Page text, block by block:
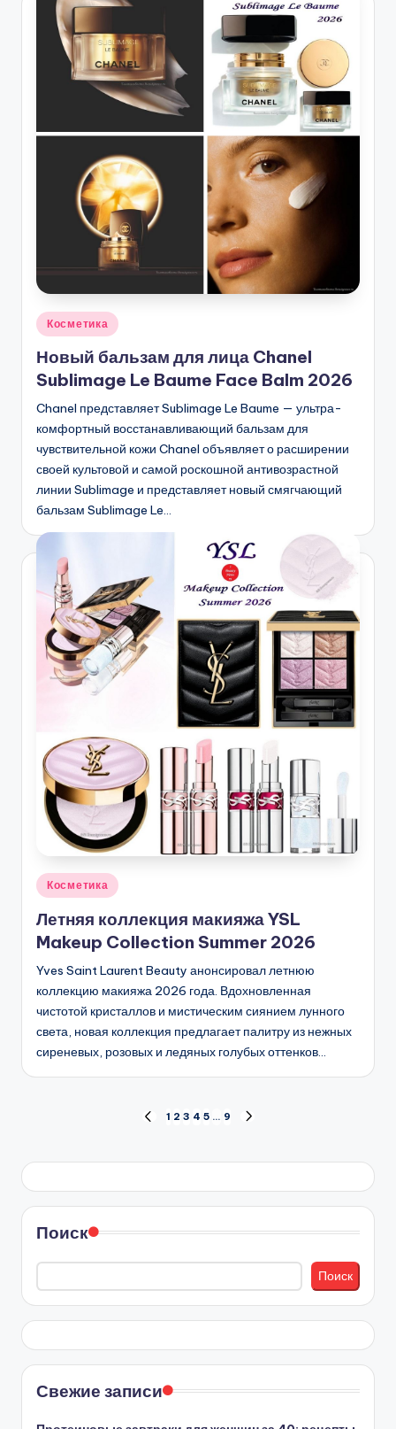
Опубликовано
Косметика
Новый бальзам для лица Chanel
Sublimage Le Baume Face Balm 2026
Chanel представляет Sublimage Le Baume — ультра-
комфортный восстанавливающий бальзам для
чувствительной кожи Chanel объявляет о расширении
своей культовой и самой роскошной антивозрастной
линии Sublimage и представляет новый смягчающий
бальзам Sublimage Le…
Опубликовано
Косметика
Летняя коллекция макияжа YSL
Makeup Collection Summer 2026
Yves Saint Laurent Beauty анонсировал летнюю
коллекцию макияжа 2026 года. Вдохновленная
чистотой кристаллов и мистическим сиянием лунного
света, новая коллекция предлагает палитру из нежных
сиреневых, розовых и ледяных голубых оттенков…
Пагинация
записей
ПРЕД.
1 2 3 4 5 … 9
Поиск
Поиск
Свежие записи